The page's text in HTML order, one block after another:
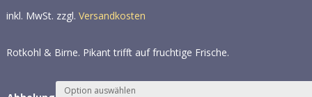
inkl. MwSt. zzgl. Versandkosten
Rotkohl & Birne. Pikant trifft auf fruchtige Frische.